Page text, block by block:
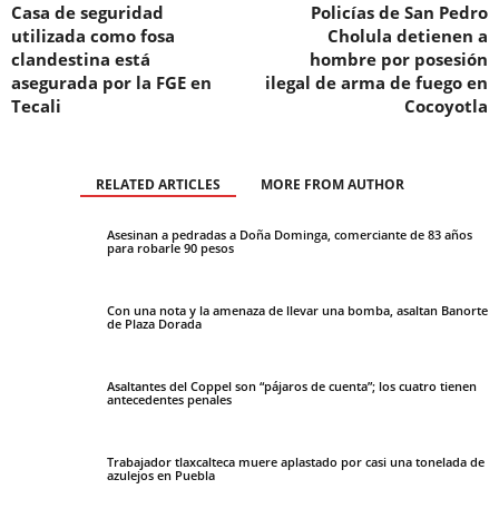
Casa de seguridad
utilizada como fosa
clandestina está
asegurada por la FGE en
Tecali
Policías de San Pedro
Cholula detienen a
hombre por posesión
ilegal de arma de fuego en
Cocoyotla
RELATED ARTICLES MORE FROM AUTHOR
Asesinan a pedradas a Doña Dominga, comerciante de 83 años
para robarle 90 pesos
Con una nota y la amenaza de llevar una bomba, asaltan Banorte
de Plaza Dorada
Asaltantes del Coppel son “pájaros de cuenta”; los cuatro tienen
antecedentes penales
Trabajador tlaxcalteca muere aplastado por casi una tonelada de
azulejos en Puebla